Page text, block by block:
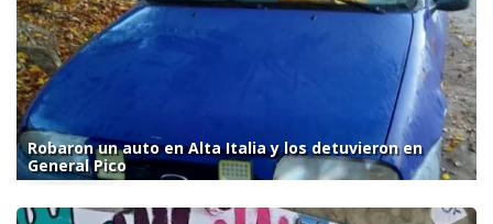
Robaron un auto en Alta Italia y los detuvieron en
General Pico